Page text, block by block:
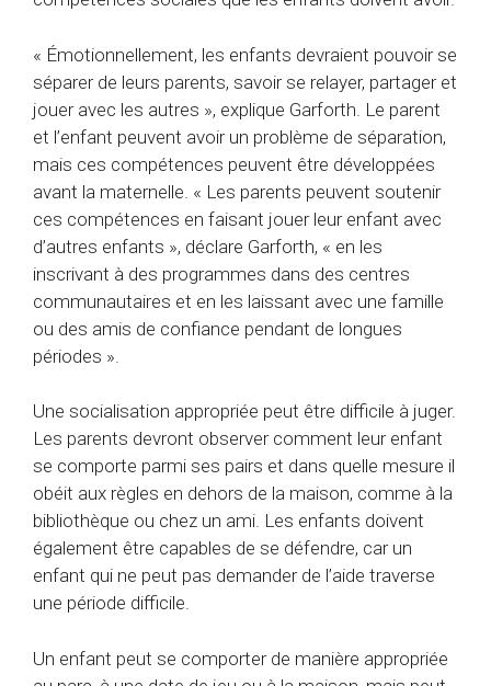
« Émotionnellement, les enfants devraient pouvoir se
séparer de leurs parents, savoir se relayer, partager et
jouer avec les autres », explique Garforth. Le parent
et l’enfant peuvent avoir un problème de séparation,
mais ces compétences peuvent être développées
avant la maternelle. « Les parents peuvent soutenir
ces compétences en faisant jouer leur enfant avec
d’autres enfants », déclare Garforth, « en les
inscrivant à des programmes dans des centres
communautaires et en les laissant avec une famille
ou des amis de confiance pendant de longues
périodes ».
Une socialisation appropriée peut être difficile à juger.
Les parents devront observer comment leur enfant
se comporte parmi ses pairs et dans quelle mesure il
obéit aux règles en dehors de la maison, comme à la
bibliothèque ou chez un ami. Les enfants doivent
également être capables de se défendre, car un
enfant qui ne peut pas demander de l’aide traverse
une période difficile.
Un enfant peut se comporter de manière appropriée